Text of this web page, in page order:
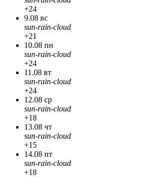
+24
9.08 вс
sun-rain-cloud
+21
10.08 пн
sun-rain-cloud
+24
11.08 вт
sun-rain-cloud
+24
12.08 ср
sun-rain-cloud
+18
13.08 чт
sun-rain-cloud
+15
14.08 пт
sun-rain-cloud
+18